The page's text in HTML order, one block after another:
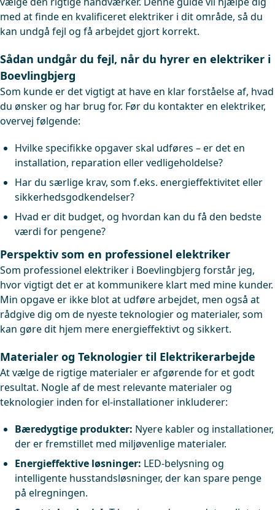
med at finde en kvalificeret elektriker i dit område, så du
kan undgå fejl og få arbejdet gjort korrekt.
Sådan undgår du fejl, når du hyrer en elektriker i
Boevlingbjerg
Som kunde er det vigtigt at have en klar forståelse af, hvad
du ønsker og har brug for. Før du kontakter en elektriker,
overvej følgende:
Hvilke specifikke opgaver skal udføres – er det en
installation, reparation eller vedligeholdelse?
Har du særlige krav, som f.eks. energieffektivitet eller
sikkerhedsgodkendelser?
Hvad er dit budget, og hvordan kan du få den bedste
værdi for pengene?
Perspektiv som en professionel elektriker
Som professionel elektriker i Boevlingbjerg forstår jeg,
hvor vigtigt det er at kommunikere klart med mine kunder.
Min opgave er ikke blot at udføre arbejdet, men også at
rådgive dig om de nyeste teknologier og materialer, som
kan gøre dit hjem mere energieffektivt og sikkert.
Materialer og Teknologier til Elektrikerarbejde
At vælge de rigtige materialer er afgørende for et godt
resultat. Nogle af de mest relevante materialer og
teknologier inden for el-installationer inkluderer:
Bæredygtige produkter: Nyere kabler og installationer,
der er fremstillet med miljøvenlige materialer.
Energieffektive løsninger: LED-belysning og
intelligente husstandsløsninger, der kan spare penge
på elregningen.